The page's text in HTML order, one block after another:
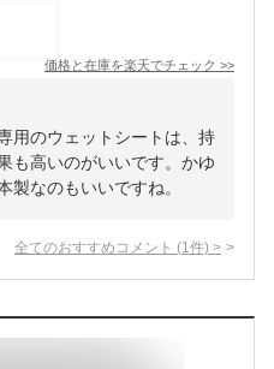
価格と在庫を楽天でチェック >>
用のウェットシートは、持
も高いのがいいです。かゆ
製なのもいいですね。
全てのおすすめコメント (1 件) >